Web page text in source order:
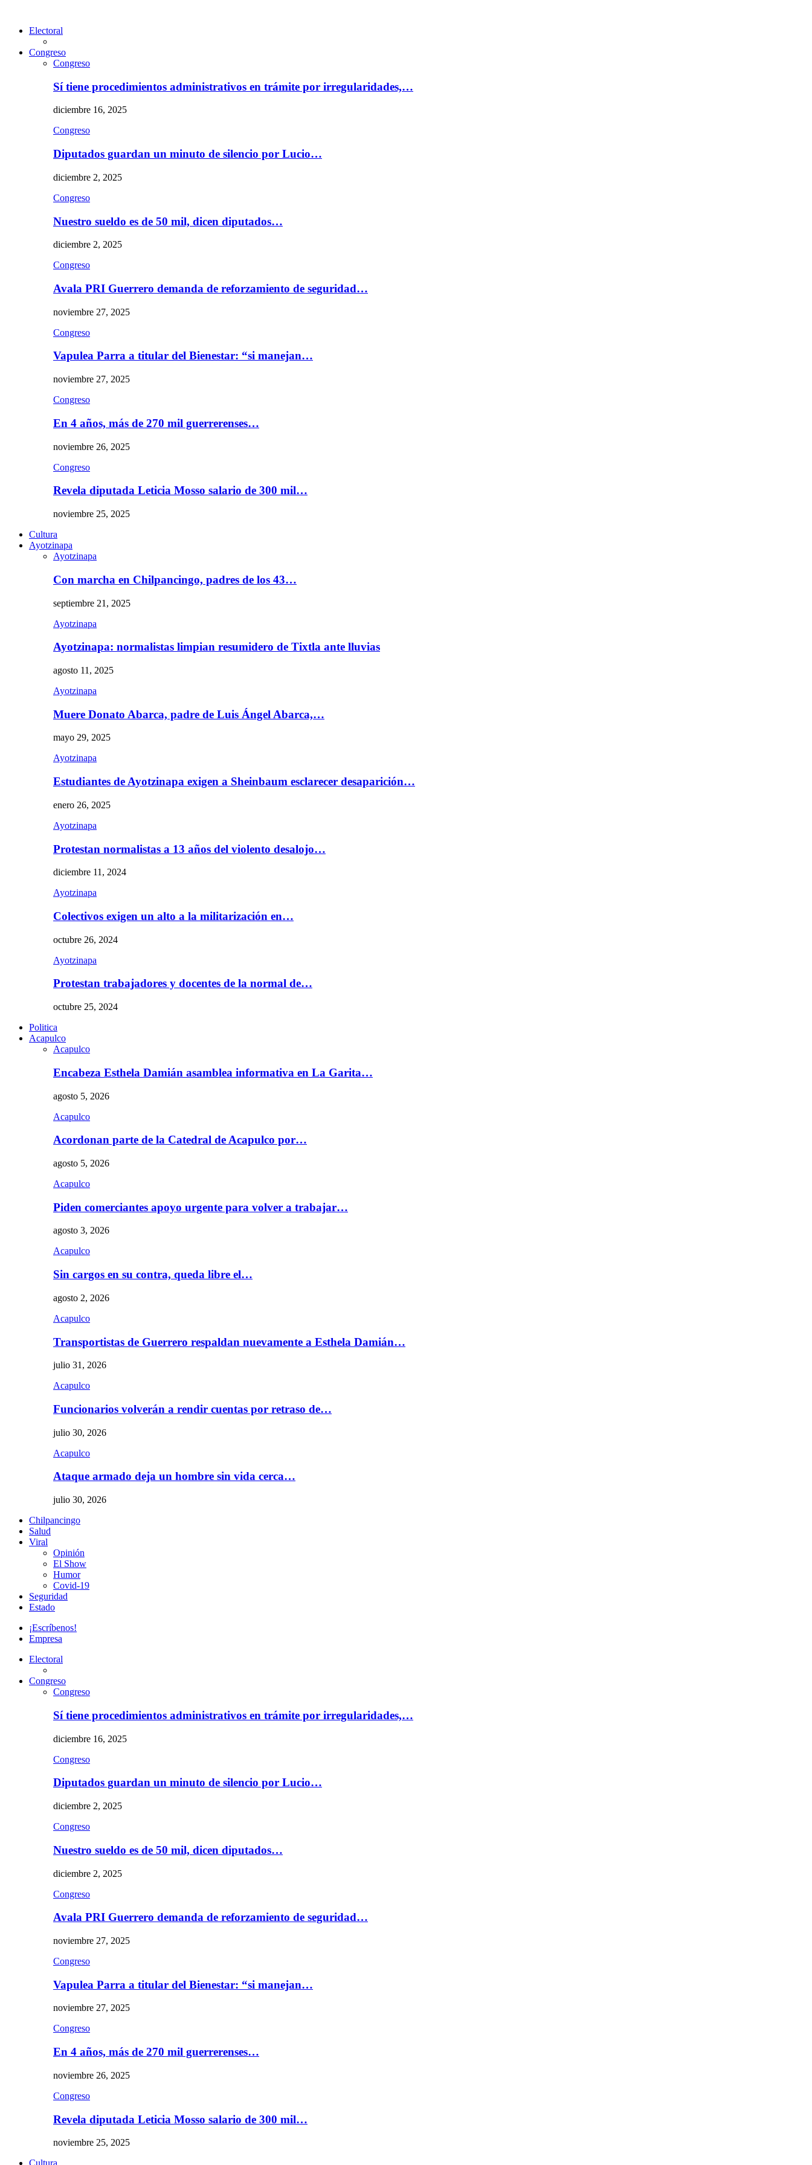
Electoral
Congreso
Congreso
Sí tiene procedimientos administrativos en trámite por irregularidades,…
diciembre 16, 2025
Congreso
Diputados guardan un minuto de silencio por Lucio…
diciembre 2, 2025
Congreso
Nuestro sueldo es de 50 mil, dicen diputados…
diciembre 2, 2025
Congreso
Avala PRI Guerrero demanda de reforzamiento de seguridad…
noviembre 27, 2025
Congreso
Vapulea Parra a titular del Bienestar: “si manejan…
noviembre 27, 2025
Congreso
En 4 años, más de 270 mil guerrerenses…
noviembre 26, 2025
Congreso
Revela diputada Leticia Mosso salario de 300 mil…
noviembre 25, 2025
Cultura
Ayotzinapa
Ayotzinapa
Con marcha en Chilpancingo, padres de los 43…
septiembre 21, 2025
Ayotzinapa
Ayotzinapa: normalistas limpian resumidero de Tixtla ante lluvias
agosto 11, 2025
Ayotzinapa
Muere Donato Abarca, padre de Luis Ángel Abarca,…
mayo 29, 2025
Ayotzinapa
Estudiantes de Ayotzinapa exigen a Sheinbaum esclarecer desaparición…
enero 26, 2025
Ayotzinapa
Protestan normalistas a 13 años del violento desalojo…
diciembre 11, 2024
Ayotzinapa
Colectivos exigen un alto a la militarización en…
octubre 26, 2024
Ayotzinapa
Protestan trabajadores y docentes de la normal de…
octubre 25, 2024
Politica
Acapulco
Acapulco
Encabeza Esthela Damián asamblea informativa en La Garita…
agosto 5, 2026
Acapulco
Acordonan parte de la Catedral de Acapulco por…
agosto 5, 2026
Acapulco
Piden comerciantes apoyo urgente para volver a trabajar…
agosto 3, 2026
Acapulco
Sin cargos en su contra, queda libre el…
agosto 2, 2026
Acapulco
Transportistas de Guerrero respaldan nuevamente a Esthela Damián…
julio 31, 2026
Acapulco
Funcionarios volverán a rendir cuentas por retraso de…
julio 30, 2026
Acapulco
Ataque armado deja un hombre sin vida cerca…
julio 30, 2026
Chilpancingo
Salud
Viral
Opinión
El Show
Humor
Covid-19
Seguridad
Estado
¡Escríbenos!
Empresa
Electoral
Congreso
Congreso
Sí tiene procedimientos administrativos en trámite por irregularidades,…
diciembre 16, 2025
Congreso
Diputados guardan un minuto de silencio por Lucio…
diciembre 2, 2025
Congreso
Nuestro sueldo es de 50 mil, dicen diputados…
diciembre 2, 2025
Congreso
Avala PRI Guerrero demanda de reforzamiento de seguridad…
noviembre 27, 2025
Congreso
Vapulea Parra a titular del Bienestar: “si manejan…
noviembre 27, 2025
Congreso
En 4 años, más de 270 mil guerrerenses…
noviembre 26, 2025
Congreso
Revela diputada Leticia Mosso salario de 300 mil…
noviembre 25, 2025